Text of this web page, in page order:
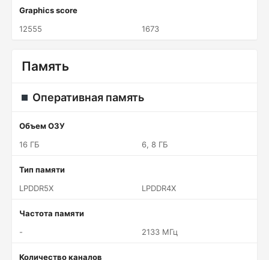
Graphics score
12555
1673
Память
Оперативная память
Объем ОЗУ
16 ГБ
6, 8 ГБ
Тип памяти
LPDDR5X
LPDDR4X
Частота памяти
-
2133 МГц
Количество каналов